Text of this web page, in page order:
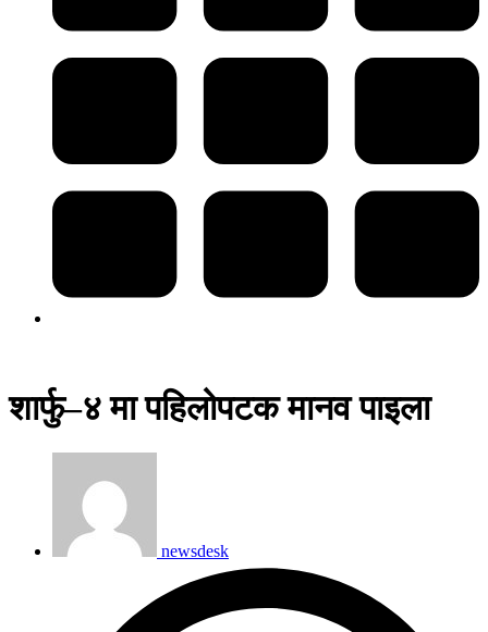
शार्फु–४ मा पहिलोपटक मानव पाइला
newsdesk